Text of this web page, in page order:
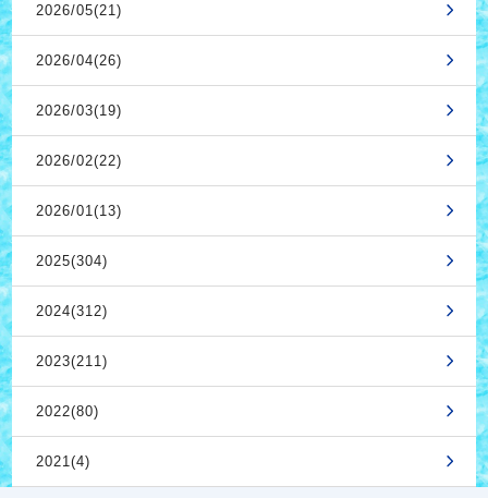
2026/05(21)
2026/04(26)
2026/03(19)
2026/02(22)
2026/01(13)
2025(304)
2024(312)
2023(211)
2022(80)
2021(4)